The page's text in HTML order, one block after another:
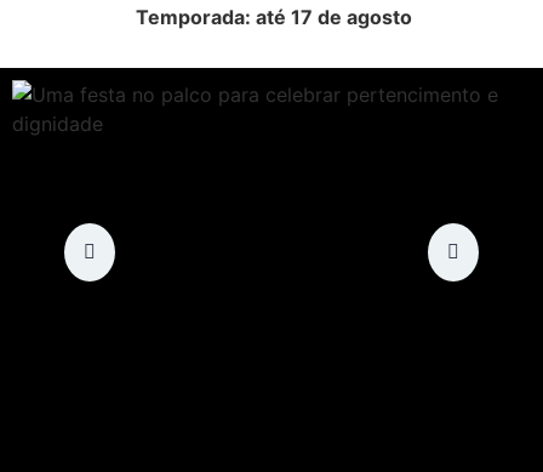
Temporada: até 17 de agosto